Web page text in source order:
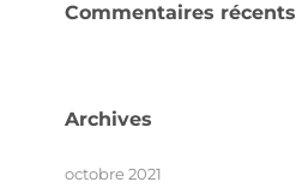
Commentaires récents
Archives
octobre 2021